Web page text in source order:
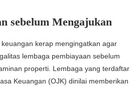
sebelum Mengajukan
kerap mengingatkan agar
lembaga pembiayaan sebelum
properti. Lembaga yang terdaftar
Keuangan (OJK) dinilai memberikan